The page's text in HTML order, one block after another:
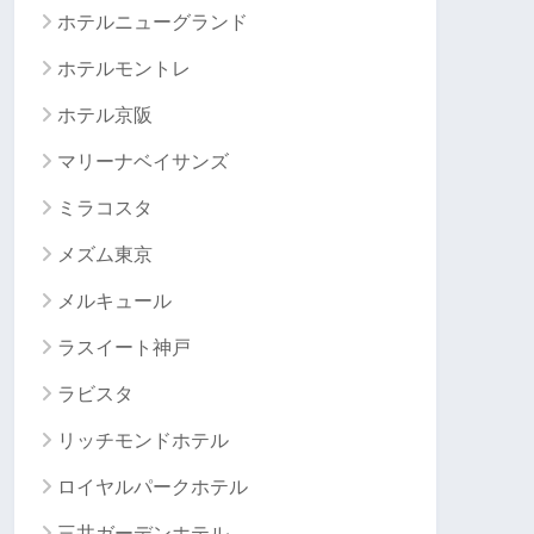
ホテルニューグランド
ホテルモントレ
ホテル京阪
マリーナベイサンズ
ミラコスタ
メズム東京
メルキュール
ラスイート神戸
ラビスタ
リッチモンドホテル
ロイヤルパークホテル